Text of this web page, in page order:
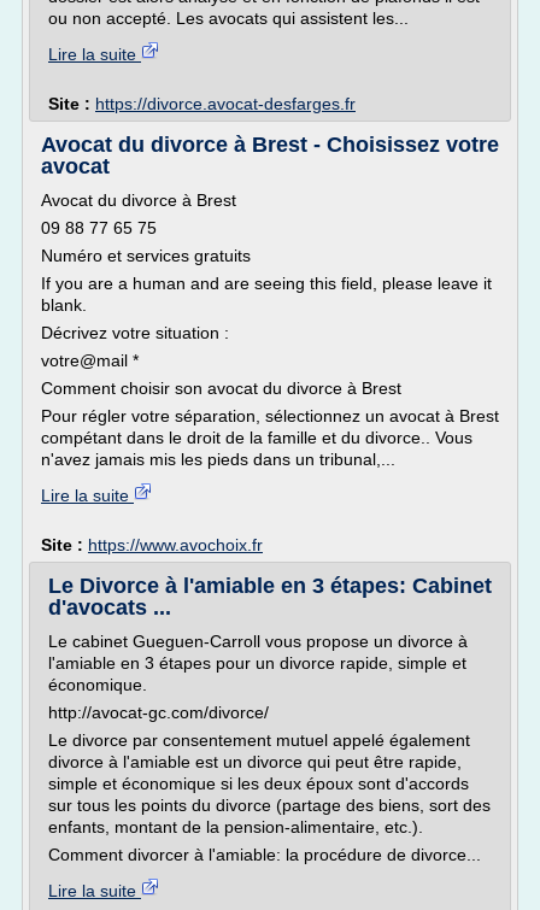
ou non accepté. Les avocats qui assistent les...
Lire la suite
Site : https://divorce.avocat-desfarges.fr
Avocat du divorce à Brest - Choisissez votre
avocat
Avocat du divorce à Brest
09 88 77 65 75
Numéro et services gratuits
If you are a human and are seeing this field, please leave it
blank.
Décrivez votre situation :
votre@mail *
Comment choisir son avocat du divorce à Brest
Pour régler votre séparation, sélectionnez un avocat à Brest
compétant dans le droit de la famille et du divorce.. Vous
n'avez jamais mis les pieds dans un tribunal,...
Lire la suite
Site : https://www.avochoix.fr
Le Divorce à l'amiable en 3 étapes: Cabinet
d'avocats ...
Le cabinet Gueguen-Carroll vous propose un divorce à
l'amiable en 3 étapes pour un divorce rapide, simple et
économique.
http://avocat-gc.com/divorce/
Le divorce par consentement mutuel appelé également
divorce à l'amiable est un divorce qui peut être rapide,
simple et économique si les deux époux sont d'accords
sur tous les points du divorce (partage des biens, sort des
enfants, montant de la pension-alimentaire, etc.).
Comment divorcer à l'amiable: la procédure de divorce...
Lire la suite